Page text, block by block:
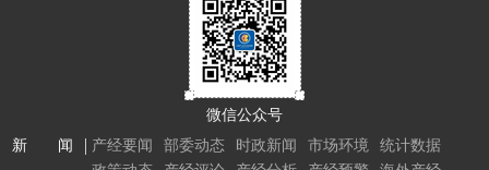
微信公众号
新 闻
产经要闻 部委动态 时政新闻 市场环境
统计数据